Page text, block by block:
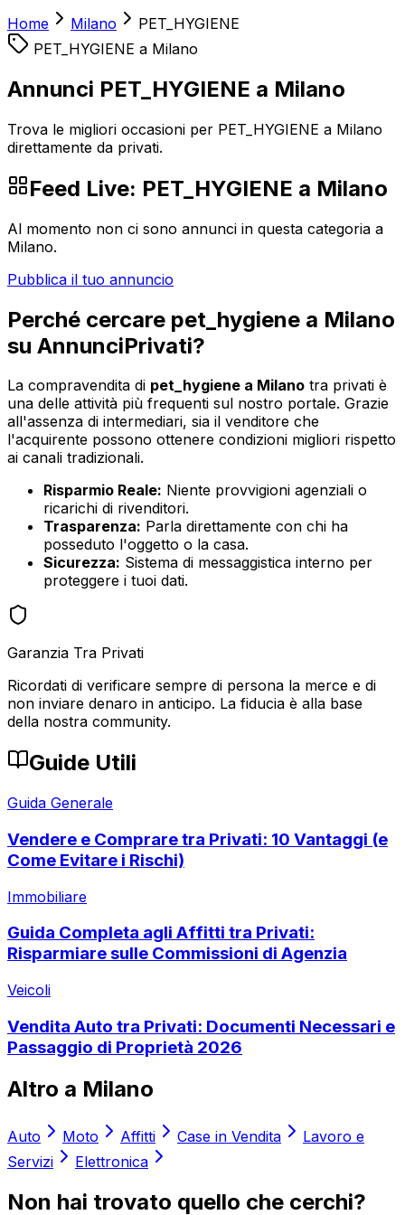
Home Milano
PET_HYGIENE
PET_HYGIENE a Milano
Annunci PET_HYGIENE a Milano
Trova le migliori occasioni per PET_HYGIENE a Milano
direttamente da privati.
Feed Live: PET_HYGIENE a Milano
Al momento non ci sono annunci in questa categoria a
Milano.
Pubblica il tuo annuncio
Perché cercare pet_hygiene a Milano
su AnnunciPrivati?
La compravendita di pet_hygiene a Milano tra privati è
una delle attività più frequenti sul nostro portale. Grazie
all'assenza di intermediari, sia il venditore che
l'acquirente possono ottenere condizioni migliori rispetto
ai canali tradizionali.
Risparmio Reale: Niente provvigioni agenziali o
ricarichi di rivenditori.
Trasparenza: Parla direttamente con chi ha
posseduto l'oggetto o la casa.
Sicurezza: Sistema di messaggistica interno per
proteggere i tuoi dati.
Garanzia Tra Privati
Ricordati di verificare sempre di persona la merce e di
non inviare denaro in anticipo. La fiducia è alla base
della nostra community.
Guide Utili
Guida Generale
Vendere e Comprare tra Privati: 10 Vantaggi (e
Come Evitare i Rischi)
Immobiliare
Guida Completa agli Affitti tra Privati:
Risparmiare sulle Commissioni di Agenzia
Veicoli
Vendita Auto tra Privati: Documenti Necessari e
Passaggio di Proprietà 2026
Altro a Milano
Auto Moto Affitti Case in Vendita
Lavoro e
Servizi
Elettronica
Non hai trovato quello che cerchi?